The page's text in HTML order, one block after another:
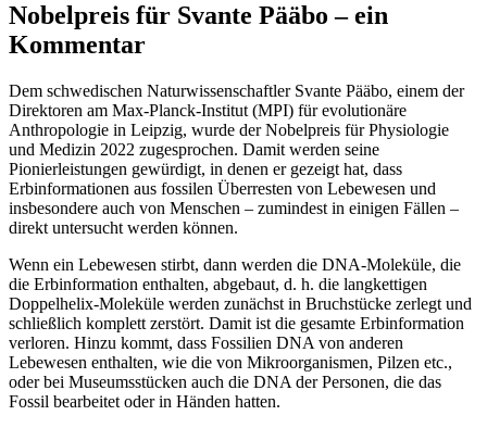
Nobelpreis für Svante Pääbo – ein
Kommentar
Dem schwedischen Naturwissenschaftler Svante Pääbo, einem der
Direktoren am Max-Planck-Institut (MPI) für evolutionäre
Anthropologie in Leipzig, wurde der Nobelpreis für Physiologie
und Medizin 2022 zugesprochen. Damit werden seine
Pionierleistungen gewürdigt, in denen er gezeigt hat, dass
Erbinformationen aus fossilen Überresten von Lebewesen und
insbesondere auch von Menschen – zumindest in einigen Fällen –
direkt untersucht werden können.
Wenn ein Lebewesen stirbt, dann werden die DNA-Moleküle, die
die Erbinformation enthalten, abgebaut, d. h. die langkettigen
Doppelhelix-Moleküle werden zunächst in Bruchstücke zerlegt und
schließlich komplett zerstört. Damit ist die gesamte Erbinformation
verloren. Hinzu kommt, dass Fossilien DNA von anderen
Lebewesen enthalten, wie die von Mikroorganismen, Pilzen etc.,
oder bei Museumsstücken auch die DNA der Personen, die das
Fossil bearbeitet oder in Händen hatten.